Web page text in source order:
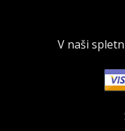
V naši